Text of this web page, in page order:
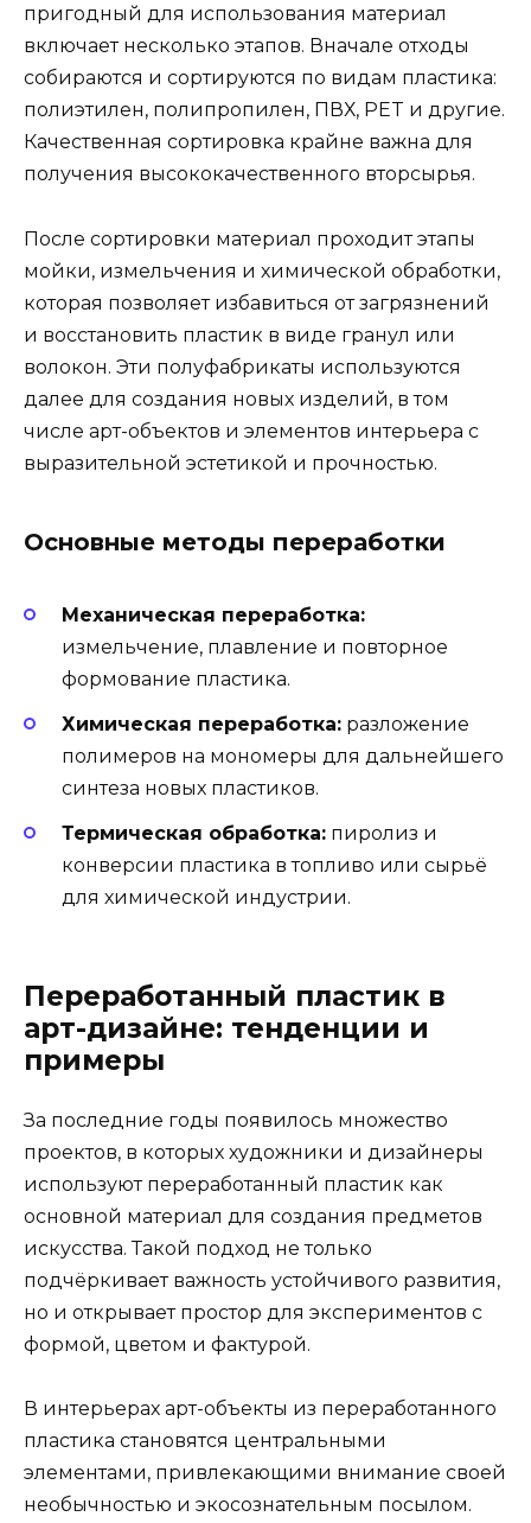
пригодный для использования материал
включает несколько этапов. Вначале отходы
собираются и сортируются по видам пластика:
полиэтилен, полипропилен, ПВХ, PET и другие.
Качественная сортировка крайне важна для
получения высококачественного вторсырья.
После сортировки материал проходит этапы
мойки, измельчения и химической обработки,
которая позволяет избавиться от загрязнений
и восстановить пластик в виде гранул или
волокон. Эти полуфабрикаты используются
далее для создания новых изделий, в том
числе арт-объектов и элементов интерьера с
выразительной эстетикой и прочностью.
Основные методы переработки
Механическая переработка:
измельчение, плавление и повторное
формование пластика.
Химическая переработка: разложение
полимеров на мономеры для дальнейшего
синтеза новых пластиков.
Термическая обработка: пиролиз и
конверсии пластика в топливо или сырьё
для химической индустрии.
Переработанный пластик в
арт-дизайне: тенденции и
примеры
За последние годы появилось множество
проектов, в которых художники и дизайнеры
используют переработанный пластик как
основной материал для создания предметов
искусства. Такой подход не только
подчёркивает важность устойчивого развития,
но и открывает простор для экспериментов с
формой, цветом и фактурой.
В интерьерах арт-объекты из переработанного
пластика становятся центральными
элементами, привлекающими внимание своей
необычностью и экосознательным посылом.